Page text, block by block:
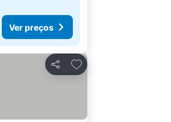
Ver preços
Partilhar
Adicionar aos favoritos